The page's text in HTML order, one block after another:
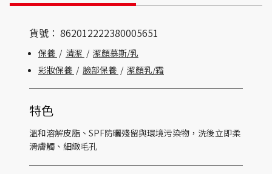
貨號： 862012222380005651
保養 / 清潔 / 潔顏慕斯/乳
彩妝保養 / 臉部保養 / 潔顏乳/霜
特色
溫和溶解皮脂、SPF防曬殘留與環境污染物，洗後立即柔
滑膚觸、細緻毛孔